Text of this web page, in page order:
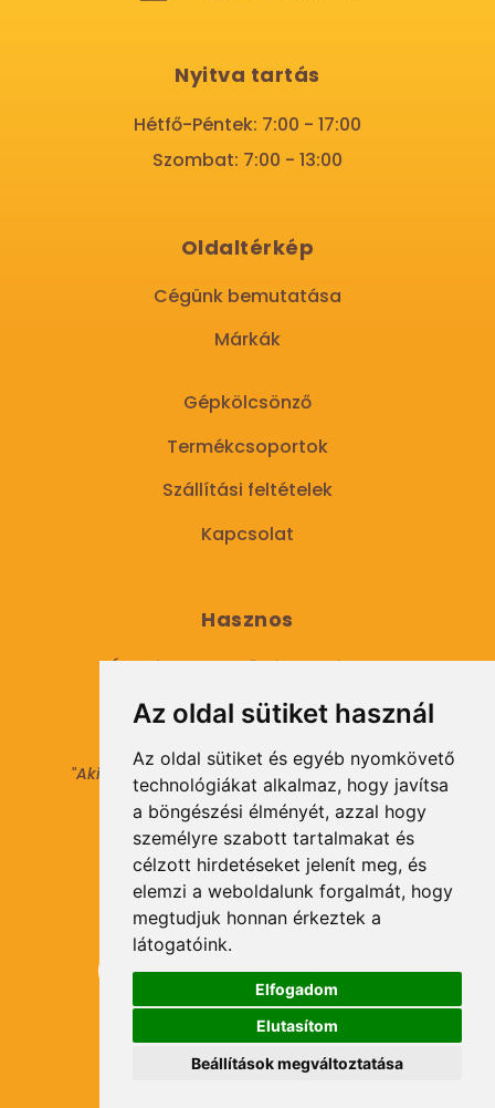
Az oldal sütiket használ
Az oldal sütiket és egyéb nyomkövető
technológiákat alkalmaz, hogy javítsa
a böngészési élményét, azzal hogy
személyre szabott tartalmakat és
célzott hirdetéseket jelenít meg, és
elemzi a weboldalunk forgalmát, hogy
megtudjuk honnan érkeztek a
látogatóink.
Elfogadom
Elutasítom
Beállítások megváltoztatása
Nyitva tartás
Hétfő-Péntek: 7:00 - 17:00
Szombat: 7:00 - 13:00
Oldaltérkép
Cégünk bemutatása
Márkák
Gépkölcsönző
Termékcsoportok
Szállítási feltételek
Kapcsolat
Hasznos
Általános Szerződési Feltételek
Adatkezelési tájékoztató
"Aki másokat nem tesz gazdaggá, maga sem
válhat azzá."
© 2021 Minden jog fenntartva.
Hírlevél Feliratkozás
Feliratkozás